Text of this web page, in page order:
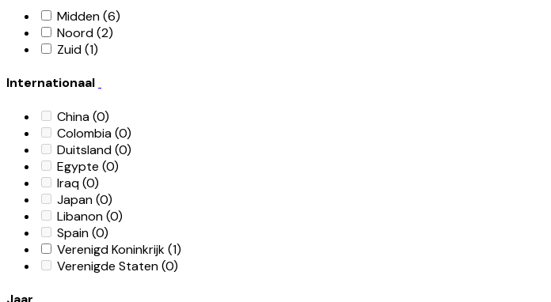
Midden(6)
Noord(2)
Zuid(1)
Internationaal
China(0)
Colombia(0)
Duitsland(0)
Egypte (0)
Iraq(0)
Japan(0)
Libanon(0)
Spain(0)
Verenigd Koninkrijk(1)
Verenigde Staten(0)